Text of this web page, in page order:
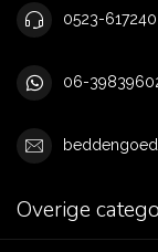
0523-617240
06-
Overige